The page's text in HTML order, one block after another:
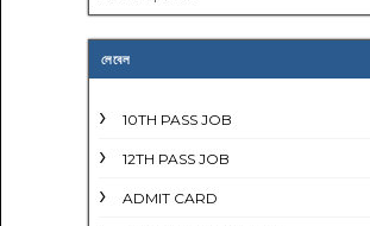
লেবেল
10TH PASS JOB
12TH PASS JOB
ADMIT CARD